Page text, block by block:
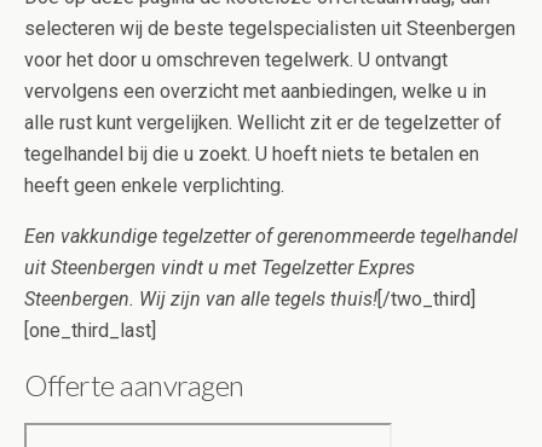
selecteren wij de beste tegelspecialisten uit Steenbergen
voor het door u omschreven tegelwerk. U ontvangt
vervolgens een overzicht met aanbiedingen, welke u in
alle rust kunt vergelijken. Wellicht zit er de tegelzetter of
tegelhandel bij die u zoekt. U hoeft niets te betalen en
heeft geen enkele verplichting.
Een vakkundige tegelzetter of gerenommeerde tegelhandel
uit Steenbergen vindt u met Tegelzetter Expres
Steenbergen. Wij zijn van alle tegels thuis![/two_third]
[one_third_last]
Offerte aanvragen